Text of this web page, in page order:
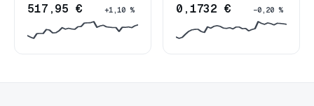
517,95 € +1,10 % 0,1732 € −0,20 %